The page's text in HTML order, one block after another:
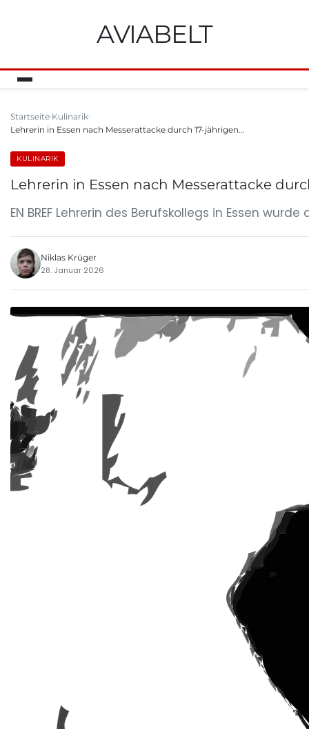
AVIABELT
Startseite Kulinarik
Lehrerin in Essen nach Messerattacke durch 17-jährigen…
KULINARIK
Lehrerin in Essen nach Messerattacke
EN BREF Lehrerin des Berufskollegs in Essen
Niklas Krüger
28. Januar 2026